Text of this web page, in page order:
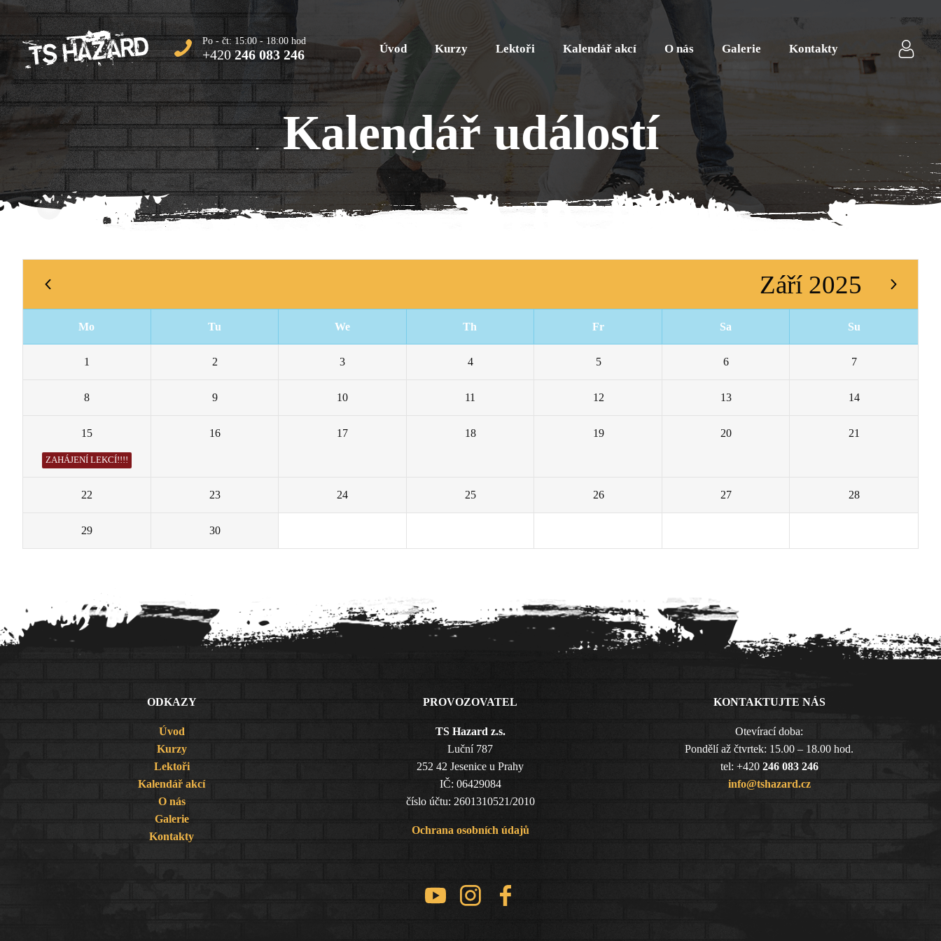
Po - čt: 15:00 - 18:00 hod
+420246 083 246 Úvod Kurzy Lektoři Kalendář akcí O nás Galerie Kontakty
Kalendář událostí
Září 2025
Mo Tu We Th Fr Sa Su
1 2 3 4 5 6 7
8 9 10 11 12 13 14
15
ZAHÁJENÍ LEKCÍ!!!!
16 17 18 19 20 21
22 23 24 25 26 27 28
29 30
ODKAZY
Úvod
Kurzy
Lektoři
Kalendář akcí
O nás
Galerie
Kontakty
PROVOZOVATEL
TS Hazard z.s.
Luční 787
252 42 Jesenice u Prahy
IČ: 06429084
číslo účtu: 2601310521/2010
Ochrana osobních údajů
KONTAKTUJTE NÁS
Otevírací doba:
Pondělí až čtvrtek: 15.00 – 18.00 hod.
tel: +420 246 083 246
info@tshazard.cz